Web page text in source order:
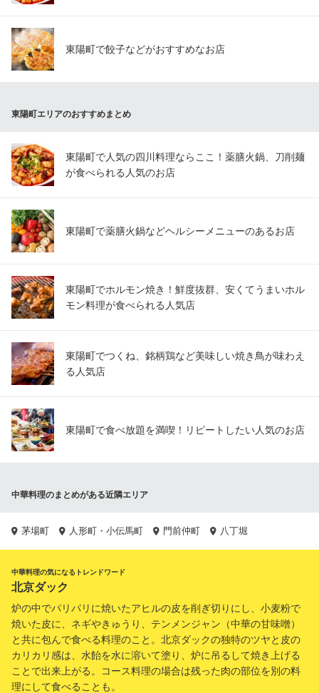
東陽町で餃子などがおすすめなお店
東陽町エリアのおすすめまとめ
東陽町で人気の四川料理ならここ！薬膳火鍋、刀削麺
が食べられる人気のお店
東陽町で薬膳火鍋などヘルシーメニューのあるお店
東陽町でホルモン焼き！鮮度抜群、安くてうまいホル
モン料理が食べられる人気店
東陽町でつくね、銘柄鶏など美味しい焼き鳥が味わえ
る人気店
東陽町で食べ放題を満喫！リピートしたい人気のお店
中華料理のまとめがある近隣エリア
茅場町 人形町・小伝馬町 門前仲町 八丁堀
中華料理の気になるトレンドワード
北京ダック
炉の中でパリパリに焼いたアヒルの皮を削ぎ切りにし、小麦粉で
焼いた皮に、ネギやきゅうり、テンメンジャン（中華の甘味噌）
と共に包んで食べる料理のこと。北京ダックの独特のツヤと皮の
カリカリ感は、水飴を水に溶いて塗り、炉に吊るして焼き上げる
ことで出来上がる。コース料理の場合は残った肉の部位を別の料
理にして食べることも。